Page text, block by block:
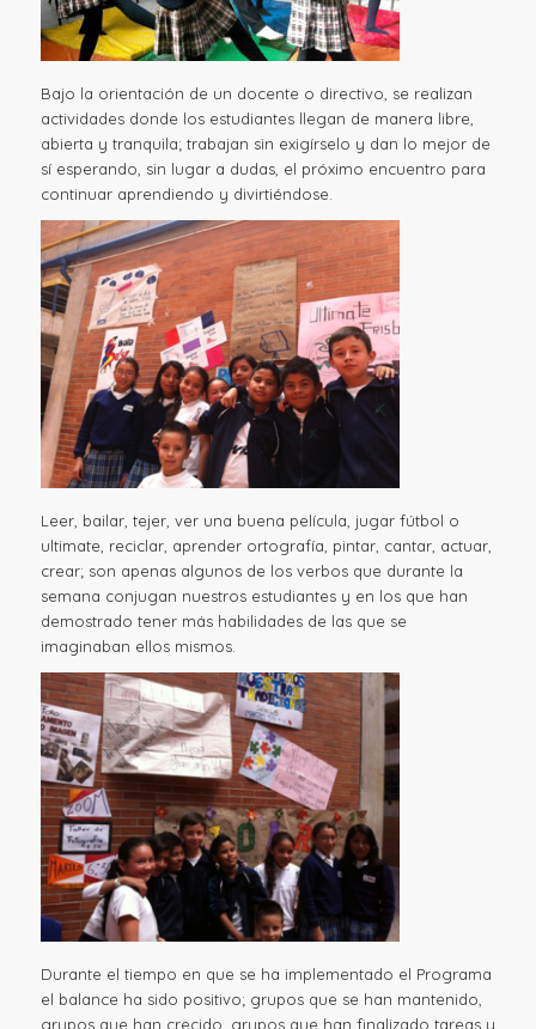
Bajo la orientación de un docente o directivo, se realizan
actividades donde los estudiantes llegan de manera libre,
abierta y tranquila; trabajan sin exigírselo y dan lo mejor de
sí esperando, sin lugar a dudas, el próximo encuentro para
continuar aprendiendo y divirtiéndose.
Leer, bailar, tejer, ver una buena película, jugar fútbol o
ultimate, reciclar, aprender ortografía, pintar, cantar, actuar,
crear; son apenas algunos de los verbos que durante la
semana conjugan nuestros estudiantes y en los que han
demostrado tener más habilidades de las que se
imaginaban ellos mismos.
Durante el tiempo en que se ha implementado el Programa
el balance ha sido positivo; grupos que se han mantenido,
grupos que han crecido, grupos que han finalizado tareas y